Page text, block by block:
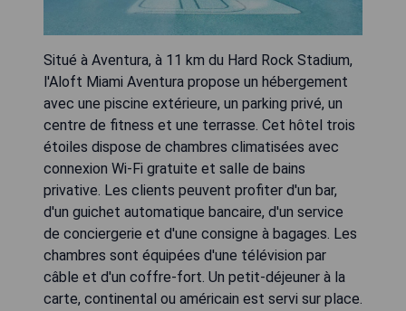
Situé à Aventura, à 11 km du Hard Rock Stadium,
l'Aloft Miami Aventura propose un hébergement
avec une piscine extérieure, un parking privé, un
centre de fitness et une terrasse. Cet hôtel trois
étoiles dispose de chambres climatisées avec
connexion Wi-Fi gratuite et salle de bains
privative. Les clients peuvent profiter d'un bar,
d'un guichet automatique bancaire, d'un service
de conciergerie et d'une consigne à bagages. Les
chambres sont équipées d'une télévision par
câble et d'un coffre-fort. Un petit-déjeuner à la
carte, continental ou américain est servi sur place.